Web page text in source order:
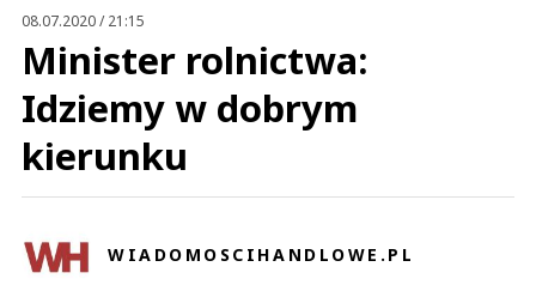
08.07.2020 / 21:15
Minister rolnictwa:
Idziemy w dobrym
kierunku
WIADOMOSCIHANDLOWE.PL